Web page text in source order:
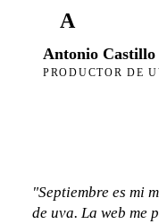
A
Antonio Castillo
PRODUCTOR DE
"Septiembre es mi
de uva. La web me